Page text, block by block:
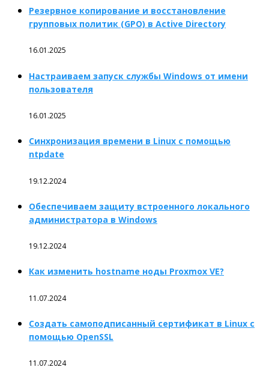
Резервное копирование и восстановление
групповых политик (GPO) в Active Directory
16.01.2025
Настраиваем запуск службы Windows от имени
пользователя
16.01.2025
Синхронизация времени в Linux с помощью
ntpdate
19.12.2024
Обеспечиваем защиту встроенного локального
администратора в Windows
19.12.2024
Как изменить hostname ноды Proxmox VE?
11.07.2024
Создать самоподписанный сертификат в Linux с
помощью OpenSSL
11.07.2024